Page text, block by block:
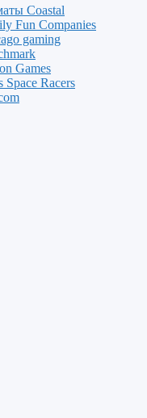
Coastal
Fun Companies
gaming
Games
Space Racers